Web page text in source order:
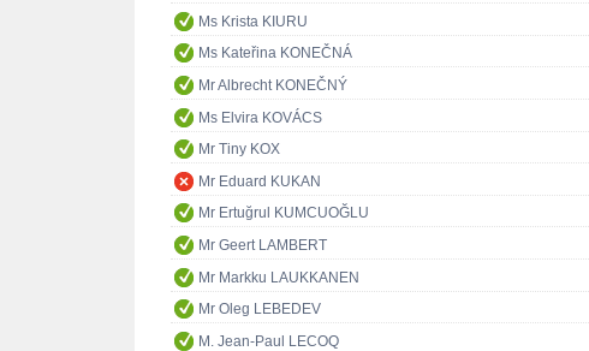
Ms Krista KIURU
Ms Kateřina KONEČNÁ
Mr Albrecht KONEČNÝ
Ms Elvira KOVÁCS
Mr Tiny KOX
Mr Eduard KUKAN
Mr Ertuğrul KUMCUOĞLU
Mr Geert LAMBERT
Mr Markku LAUKKANEN
Mr Oleg LEBEDEV
M. Jean-Paul LECOQ